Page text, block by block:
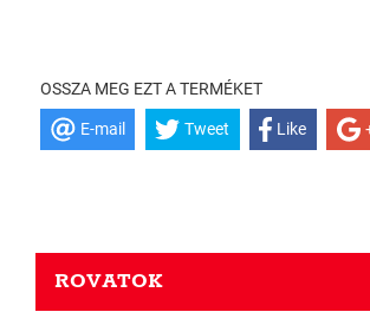
OSSZA MEG EZT A TERMÉKET
E-mail Tweet Like
ROVATOK